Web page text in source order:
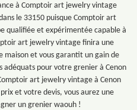
à Comptoir art jewelry vintage
le 33150 puisque Comptoir art
qualifiée et expérimentée capable à
art jewelry vintage finira une
maison et vous garantit un gain de
adéquats pour votre grenier à Cenon
art jewelry vintage à Cenon
et votre devis, vous aurez une
un grenier waouh !